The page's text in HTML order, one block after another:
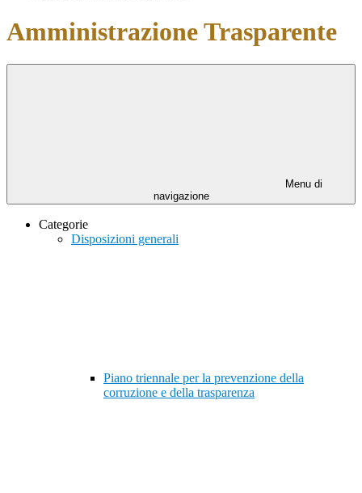
Amministrazione Trasparente
Menu di
navigazione
Categorie
Disposizioni generali
Piano triennale per la prevenzione della
corruzione e della trasparenza